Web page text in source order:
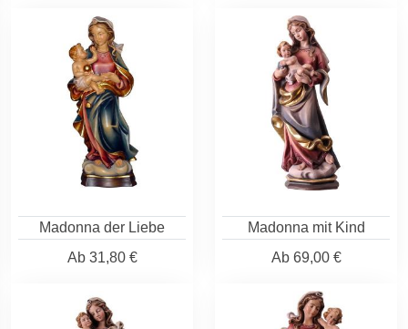
Madonna der Liebe
Ab31,80 €
Madonna mit Kind
Ab69,00 €